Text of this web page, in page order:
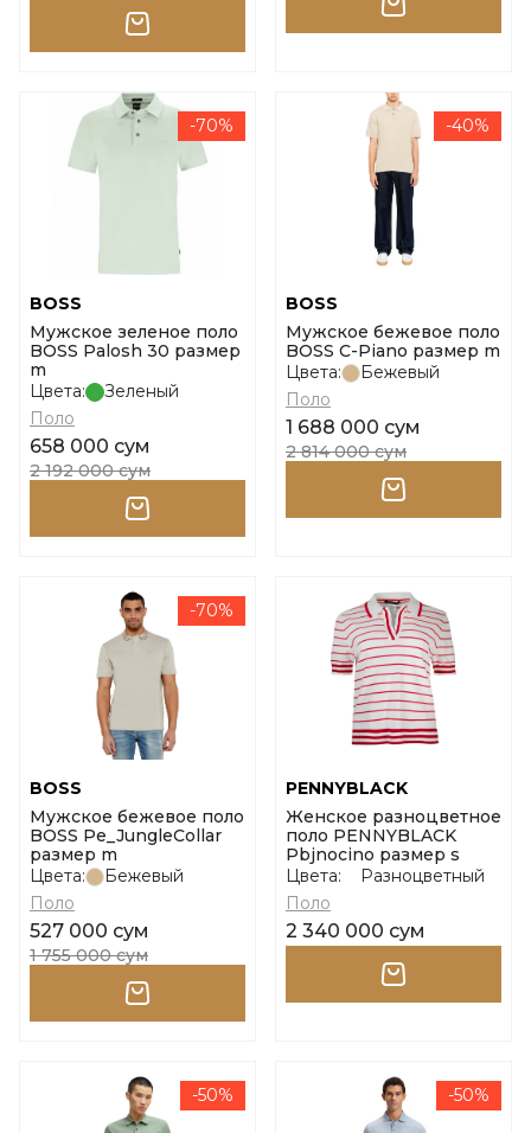
-70%
BOSS
Мужское зеленое поло
BOSS Palosh 30 размер
m
Цвета:
Зеленый
Поло
658 000 сум
2 192 000 сум
-40%
BOSS
Мужское бежевое поло
BOSS C-Piano размер m
Цвета:
Бежевый
Поло
1 688 000 сум
2 814 000 сум
-70%
BOSS
Мужское бежевое поло
BOSS Pe_JungleCollar
размер m
Цвета:
Бежевый
Поло
527 000 сум
1 755 000 сум
PENNYBLACK
Женское разноцветное
поло PENNYBLACK
Pbjnocino размер s
Цвета:
Разноцветный
Поло
2 340 000 сум
-50% -50%